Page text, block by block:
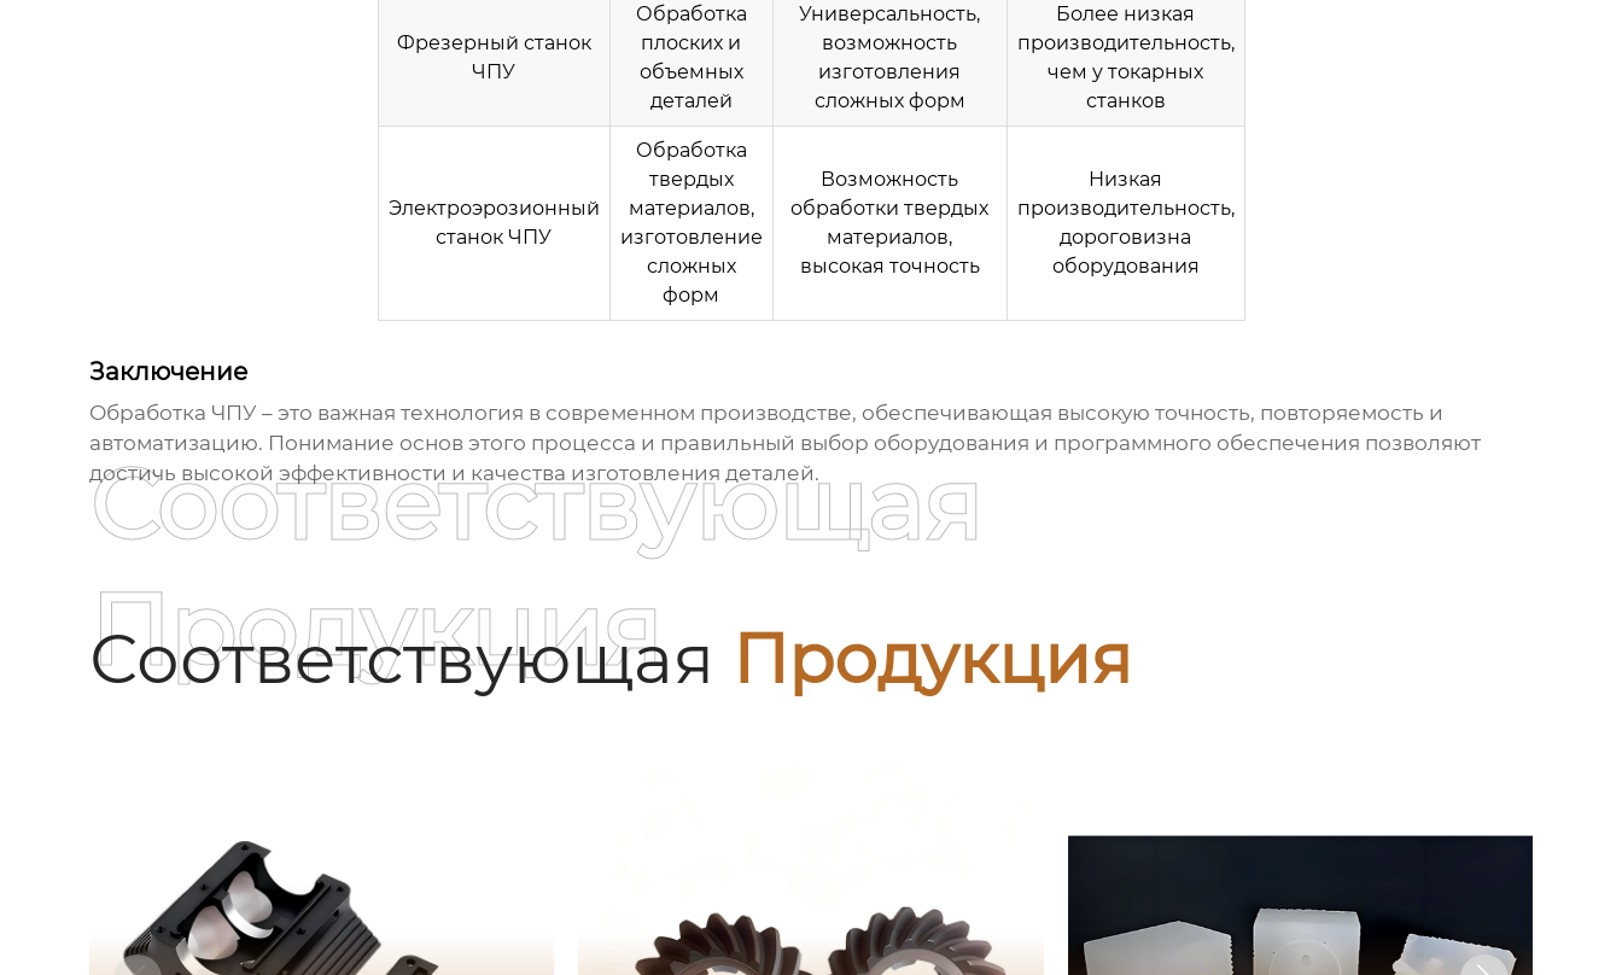
Фрезерный станок
ЧПУ
Обработка
плоских и
объемных
деталей
Универсальность,
возможность
изготовления
сложных форм
Более низкая
производительность,
чем у токарных
станков
Электроэрозионный
станок ЧПУ
Обработка
твердых
материалов,
изготовление
сложных
форм
Возможность
обработки твердых
материалов,
высокая точность
Низкая
производительность,
дороговизна
оборудования
Заключение
Обработка ЧПУ – это важная технология в современном производстве, обеспечивающая высокую точность, повторяемость и
автоматизацию. Понимание основ этого процесса и правильный выбор оборудования и программного обеспечения позволяют
достичь высокой эффективности и качества изготовления деталей.
Соответствующая Продукция
Соответствующая
Продукция